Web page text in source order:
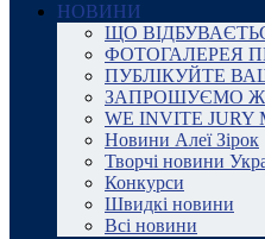
НОВИНИ
ЩО
ФОТОГАЛЕРЕЯ
ПУБЛІКУЙТЕ
ЗАПРОШУЄМО
WE INVITE JURY
Новини Алеї Зірок
Творчі новини
Конкурси
Швидкі новини
Всі новини